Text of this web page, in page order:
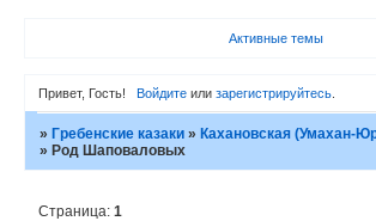
Активные темы
Привет, Гость! Войдитеили зарегистрируйтесь.
»Гребенские казаки »Кахановская (Умахан-
»Род Шаповаловых
Страница:1